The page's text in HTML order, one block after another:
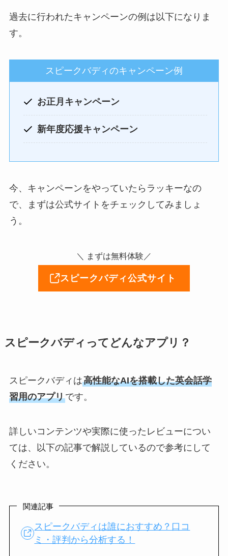
過去に行われたキャンペーンの例は以下になりま
す。
スピークバディのキャンペーン例
お正月キャンペーン
新年度応援キャンペーン
今、キャンペーンをやっていたらラッキーなの
で、まずは公式サイトをチェックしてみましょ
う。
＼ まずは無料体験／
スピークバディ公式サイト
スピークバディってどんなアプリ？
スピークバディは高性能なAIを搭載した英会話学
習用のアプリです。
詳しいコンテンツや実際に使ったレビューについ
ては、以下の記事で解説しているので参考にして
ください。
関連記事
スピークバディは誰におすすめ？口コ
ミ・評判から分析する！